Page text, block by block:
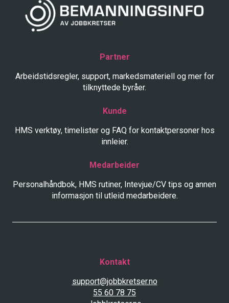
Partner
Arbeidstidsregler, support, markedsmateriell og mer for
tilknyttede byråer.
Kunde
HMS verktøy, timelister og FAQ for kontaktpersoner hos
innleier.
Medarbeider
Personalhåndbok, HMS rutiner, Intevjue/CV tips og annen
informasjon til utleid medarbeidere.
Kontakt
support@jobbkretser.no
55 60 78 75